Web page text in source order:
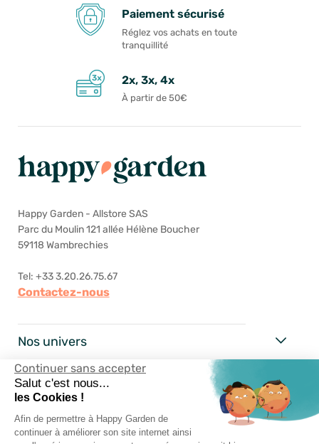
Continuer sans accepter
Salut c'est nous...
les Cookies !
Afin de permettre à Happy Garden de
continuer à améliorer son site internet ainsi
Paiement sécurisé
Réglez vos achats en toute
tranquillité
2x, 3x, 4x
À partir de 50€
Happy Garden - Allstore SAS
Parc du Moulin 121 allée Hélène Boucher
59118 Wambrechies
Tel: +33 3.20.26.75.67
Contactez-nous
Nos univers
Happy Garden
Nos services